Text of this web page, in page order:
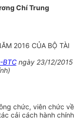
Chí Trung
2016 CỦA BỘ TÀI
BTCngày 23/12/2015
chức, viên chức về
cải cách hành chính